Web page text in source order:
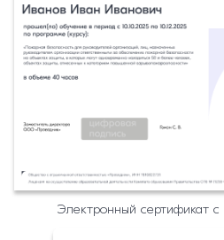
Электронный сертификат